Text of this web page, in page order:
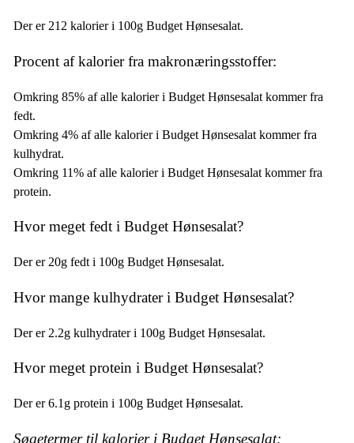
Der er 212 kalorier i 100g Budget Hønsesalat.
Procent af kalorier fra makronæringsstoffer:
Omkring 85% af alle kalorier i Budget Hønsesalat kommer fra
fedt.
Omkring 4% af alle kalorier i Budget Hønsesalat kommer fra
kulhydrat.
Omkring 11% af alle kalorier i Budget Hønsesalat kommer fra
protein.
Hvor meget fedt i Budget Hønsesalat?
Der er 20g fedt i 100g Budget Hønsesalat.
Hvor mange kulhydrater i Budget Hønsesalat?
Der er 2.2g kulhydrater i 100g Budget Hønsesalat.
Hvor meget protein i Budget Hønsesalat?
Der er 6.1g protein i 100g Budget Hønsesalat.
Søgetermer til kalorier i Budget Hønsesalat: